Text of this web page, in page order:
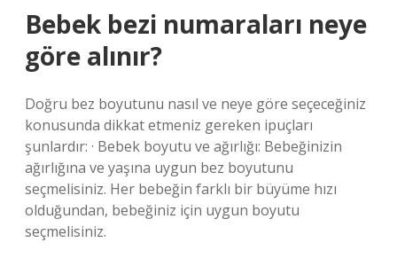
Bebek bezi numaraları neye
göre alınır?
Doğru bez boyutunu nasıl ve neye göre seçeceğiniz
konusunda dikkat etmeniz gereken ipuçları
şunlardır: · Bebek boyutu ve ağırlığı: Bebeğinizin
ağırlığına ve yaşına uygun bez boyutunu
seçmelisiniz. Her bebeğin farklı bir büyüme hızı
olduğundan, bebeğiniz için uygun boyutu
seçmelisiniz.